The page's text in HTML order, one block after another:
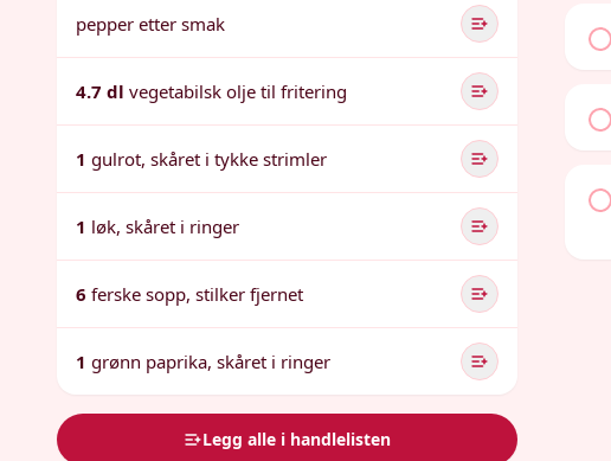
pepper etter smak
4.7 dl vegetabilsk olje til fritering
1 gulrot, skåret i tykke strimler
1 løk, skåret i ringer
6 ferske sopp, stilker fjernet
1 grønn paprika, skåret i ringer
Legg alle i handlelisten